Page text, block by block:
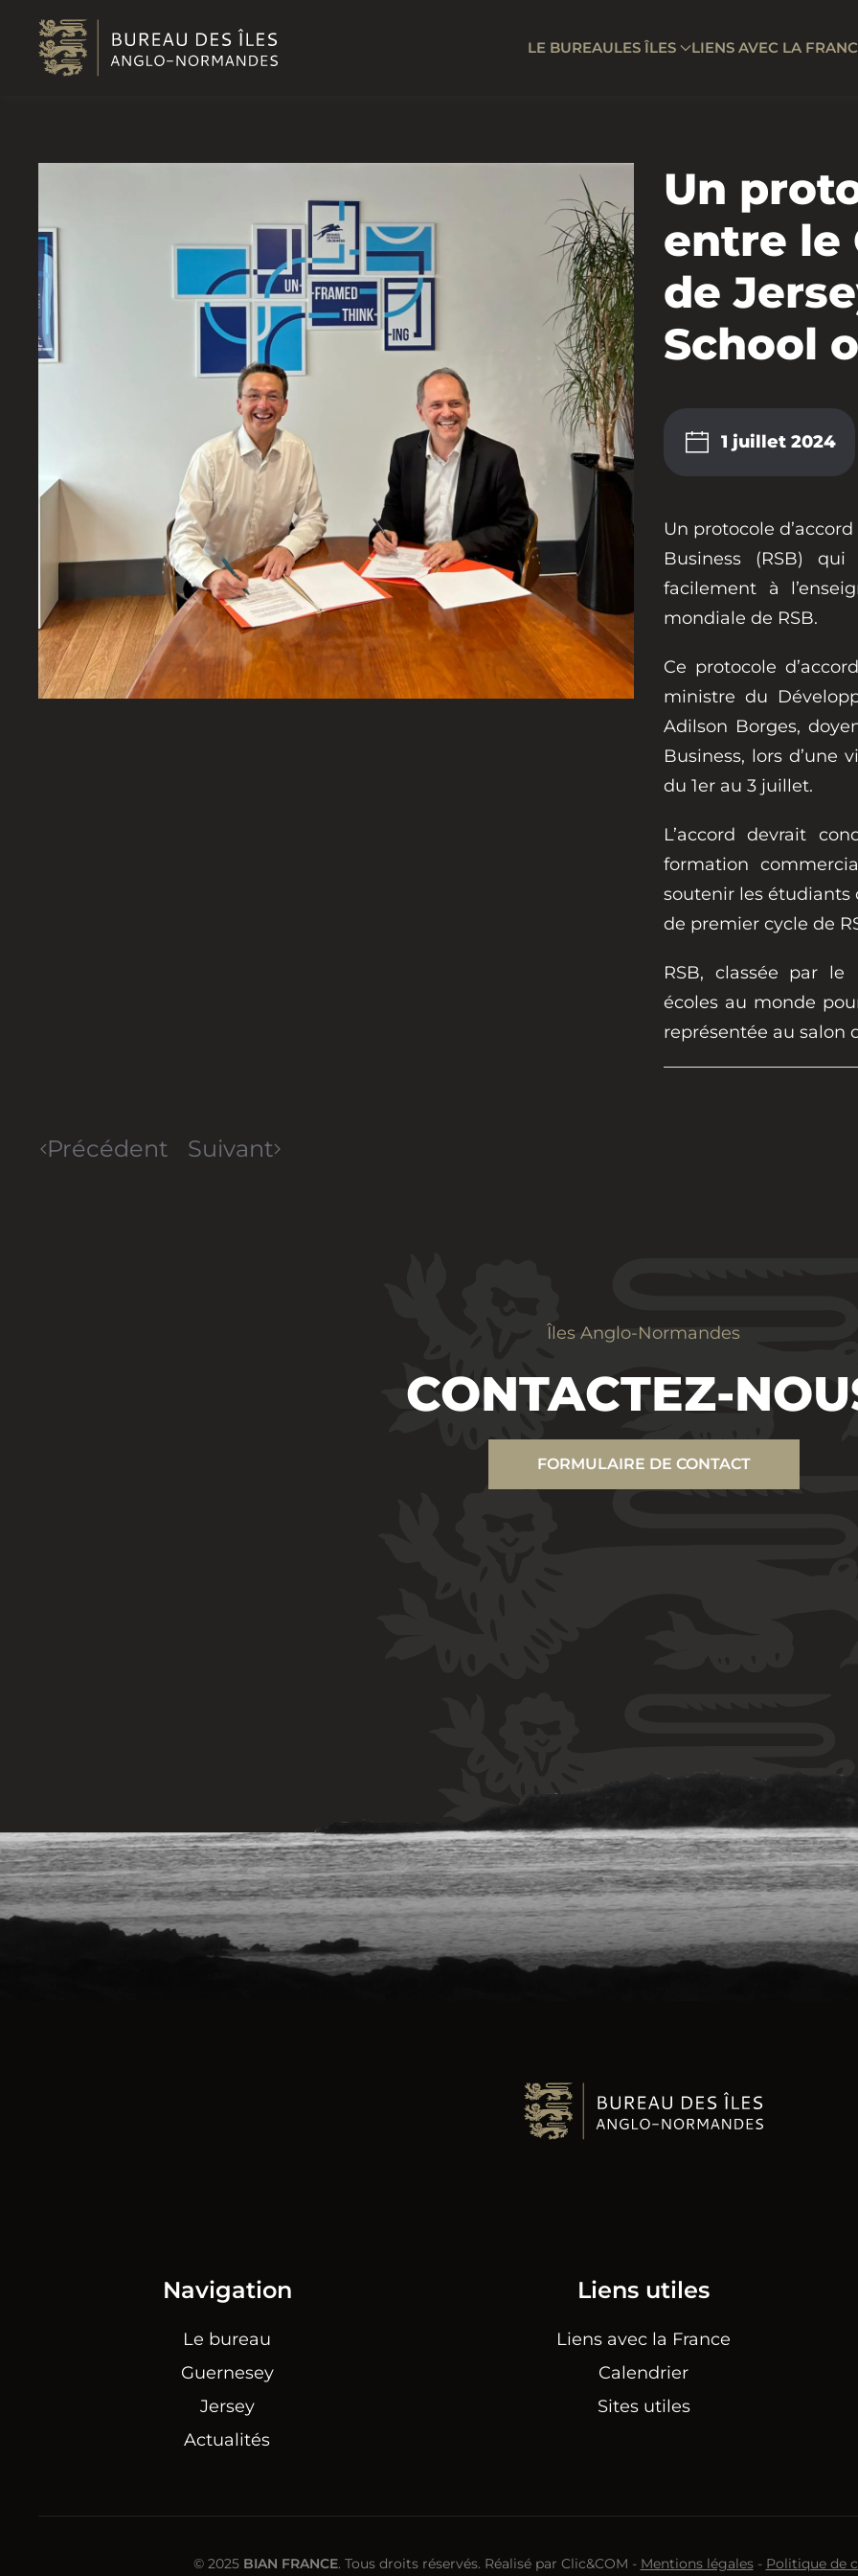
Passer au contenu principal LE BUREAULES ÎLES LIENS AVEC LA
Un
entre le
de
School
1 juillet 2024
Un protocole
Business (RSB)
facilement à
mondiale de RSB.
Ce protocole
ministre du
Adilson Borges,
Business, lors d’une
du 1er au 3 juillet.
L’accord devrait
formation
soutenir les étudiants
de premier cycle de
RSB, classée par
écoles au monde
représentée au salon
Précédent Suivant
Îles Anglo-Normandes
CONTACTEZ-
FORMULAIRE DE CONTACT
Navigation
Le bureau
Guernesey
Jersey
Actualités
Liens utiles
Liens avec la France
Calendrier
Sites utiles
© 2025 BIAN FRANCE. Tous droits réservés. Réalisé par Clic&COM - Mentions légales- Politique de